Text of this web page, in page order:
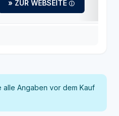
» ZUR WEBSEITE
Angaben vor dem Kauf